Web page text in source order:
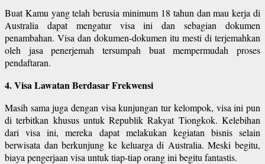
Buat Kamu yang telah berusia minimum 18 tahun dan mau kerja di
Australia dapat mengatur visa ini dan sebagian dokumen
penambahan. Visa dan dokumen-dokumen itu mesti di terjemahkan
oleh jasa penerjemah tersumpah buat mempermudah proses
pendaftaran.
4. Visa Lawatan Berdasar Frekwensi
Masih sama juga dengan visa kunjungan tur kelompok, visa ini pun
di terbitkan khusus untuk Republik Rakyat Tiongkok. Kelebihan
dari visa ini, mereka dapat melakukan kegiatan bisnis selain
berwisata dan berkunjung ke keluarga di Australia. Meski begitu,
biaya pengerjaan visa untuk tiap-tiap orang ini begitu fantastis.